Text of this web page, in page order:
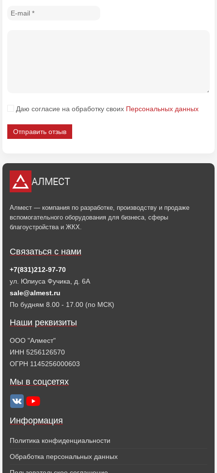
Даю согласие на обработку своих Персональных данных
Отправить отзыв
АЛМЕСТ
Алмест — компания по разработке, производству и продаже
вспомогательного оборудования для бизнеса, сферы
благоустройства и ЖКХ.
Информация
Политика конфиденциальности
Обработка персональных данных
Связаться с нами
+7(831)212-97-70
ул. Юлиуса Фучика, д. 6А
sale@almest.ru
По будням 8.00 - 17.00 (по МСК)
Наши реквизиты
ООО "Алмест"
ИНН 5256126570
ОГРН 1145256000603
Мы в соцсетях